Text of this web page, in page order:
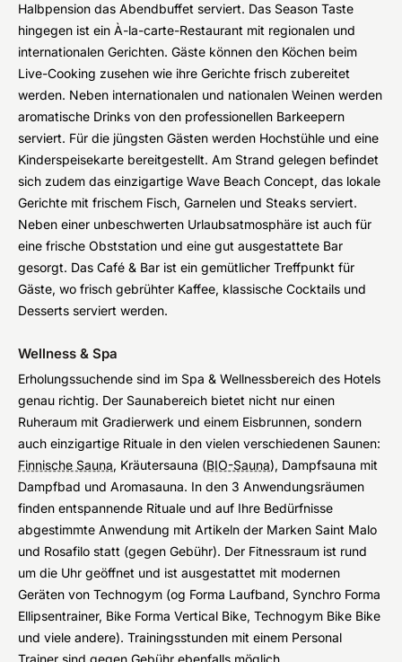
Halbpension das Abendbuffet serviert. Das Season Taste
hingegen ist ein À-la-carte-Restaurant mit regionalen und
internationalen Gerichten. Gäste können den Köchen beim
Live-Cooking zusehen wie ihre Gerichte frisch zubereitet
werden. Neben internationalen und nationalen Weinen werden
aromatische Drinks von den professionellen Barkeepern
serviert. Für die jüngsten Gästen werden Hochstühle und eine
Kinderspeisekarte bereitgestellt. Am Strand gelegen befindet
sich zudem das einzigartige Wave Beach Concept, das lokale
Gerichte mit frischem Fisch, Garnelen und Steaks serviert.
Neben einer unbeschwerten Urlaubsatmosphäre ist auch für
eine frische Obststation und eine gut ausgestattete Bar
gesorgt. Das Café & Bar ist ein gemütlicher Treffpunkt für
Gäste, wo frisch gebrühter Kaffee, klassische Cocktails und
Desserts serviert werden.
Wellness & Spa
Erholungssuchende sind im Spa & Wellnessbereich des Hotels
genau richtig. Der Saunabereich bietet nicht nur einen
Ruheraum mit Gradierwerk und einem Eisbrunnen, sondern
auch einzigartige Rituale in den vielen verschiedenen Saunen:
Finnische Sauna, Kräutersauna (BIO-Sauna), Dampfsauna mit
Dampfbad und Aromasauna. In den 3 Anwendungsräumen
finden entspannende Rituale und auf Ihre Bedürfnisse
abgestimmte Anwendung mit Artikeln der Marken Saint Malo
und Rosafilo statt (gegen Gebühr). Der Fitnessraum ist rund
um die Uhr geöffnet und ist ausgestattet mit modernen
Geräten von Technogym (og Forma Laufband, Synchro Forma
Ellipsentrainer, Bike Forma Vertical Bike, Technogym Bike Bike
und viele andere). Trainingsstunden mit einem Personal
Trainer sind gegen Gebühr ebenfalls möglich.